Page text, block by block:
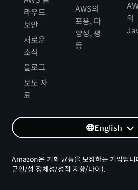
라우드
보안
새로운
소식
블로그
보도 자
료
AWS의
포용, 다
양성, 평
등
의
English
Amazon은 기회 균등을 보장하는 기업입
군인/성 정체성/성적 지향/나이).